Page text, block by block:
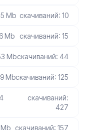
Mb скачиваний: 10
Mb скачиваний: 15
Mbскачиваний: 44
Mbскачиваний: 125
скачиваний:
427
Mb скачиваний: 157